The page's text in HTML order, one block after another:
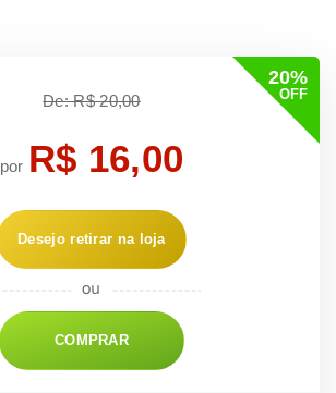
20%
OFF
De: R$ 20,00
por R$ 16,00
Desejo retirar na loja
COMPRAR